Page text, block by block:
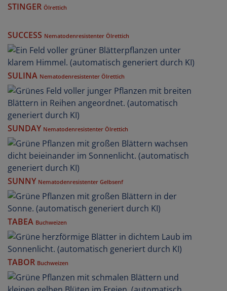
STINGER Ölrettich
SUCCESS Nematodenresistenter Ölrettich
SULINA Nematodenresistenter Ölrettich
SUNDAY Nematodenresistenter Ölrettich
SUNNY Nematodenresistenter Gelbsenf
TABEA Buchweizen
TABOR Buchweizen